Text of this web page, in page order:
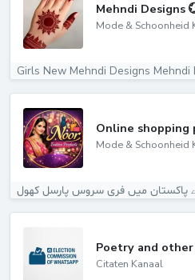
Mehndi Designs
Mode & Schoonheid
Girls New Mehndi Designs Mehndi
Online shopping
Mode & Schoonheid
Poetry and
Citaten Kanaal